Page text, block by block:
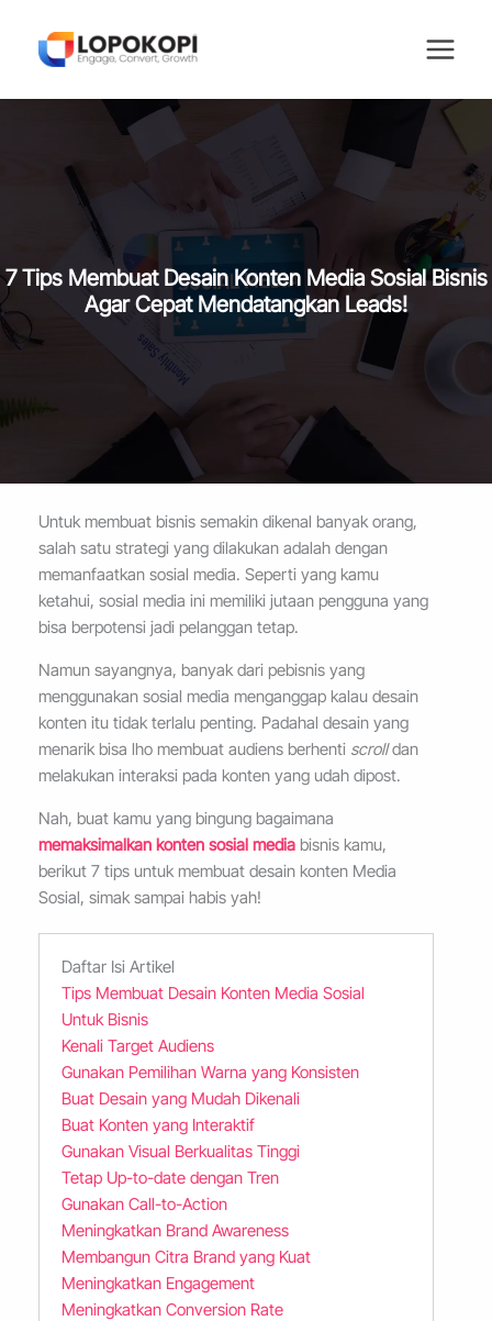
content
7 Tips Membuat Desain Konten Media Sosial Bisnis
Agar Cepat Mendatangkan Leads!
Untuk membuat bisnis semakin dikenal banyak orang,
salah satu strategi yang dilakukan adalah dengan
memanfaatkan sosial media. Seperti yang kamu
ketahui, sosial media ini memiliki jutaan pengguna yang
bisa berpotensi jadi pelanggan tetap.
Namun sayangnya, banyak dari pebisnis yang
menggunakan sosial media menganggap kalau desain
konten itu tidak terlalu penting. Padahal desain yang
menarik bisa lho membuat audiens berhenti scrolldan
melakukan interaksi pada konten yang udah dipost.
Nah, buat kamu yang bingung bagaimana
memaksimalkan konten sosial mediabisnis kamu,
berikut 7 tips untuk membuat desain konten Media
Sosial, simak sampai habis yah!
Daftar Isi Artikel
Tips Membuat Desain Konten Media Sosial
Untuk Bisnis
Kenali Target Audiens
Gunakan Pemilihan Warna yang Konsisten
Buat Desain yang Mudah Dikenali
Buat Konten yang Interaktif
Gunakan Visual Berkualitas Tinggi
Tetap Up-to-date dengan Tren
Gunakan Call-to-Action
Meningkatkan Brand Awareness
Membangun Citra Brand yang Kuat
Meningkatkan Engagement
Meningkatkan Conversion Rate